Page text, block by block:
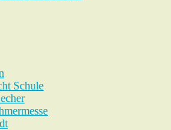
Schule